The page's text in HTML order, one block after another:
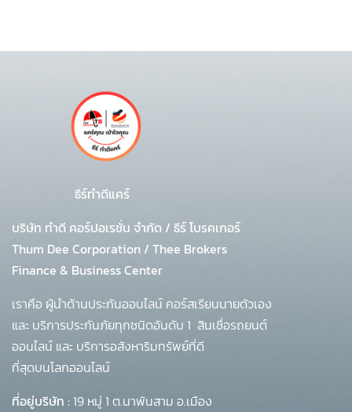
ธีร์ทำดีแคร์
บริษัท ทำดี คอร์ปอเรชั่น จำกัด / ธีร์ โบรคเกอร์
Thum Dee Corporation / Thee Brokers
Finance & Business Center
เราคือ ผู้นำด้านประกันออนไลน์ คอร์สเรียนนายตัวเอง
และ บริการประกันภัยทุกชนิดอันดับ 1 สินเชื่อรถยนต์
ออนไลน์ และ บริการอสังหาริมทรัพย์ที่ดี
ที่สุดบนโลกออนไลน์
ที่อยู่บริษัท : 19 หมู่ 1 ต.นาพันสาม อ.เมือง